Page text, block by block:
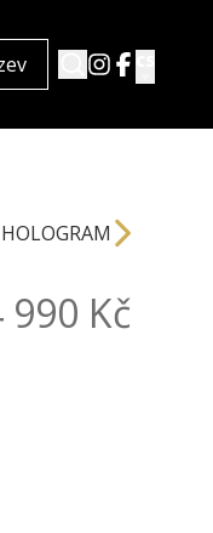
990 Kč